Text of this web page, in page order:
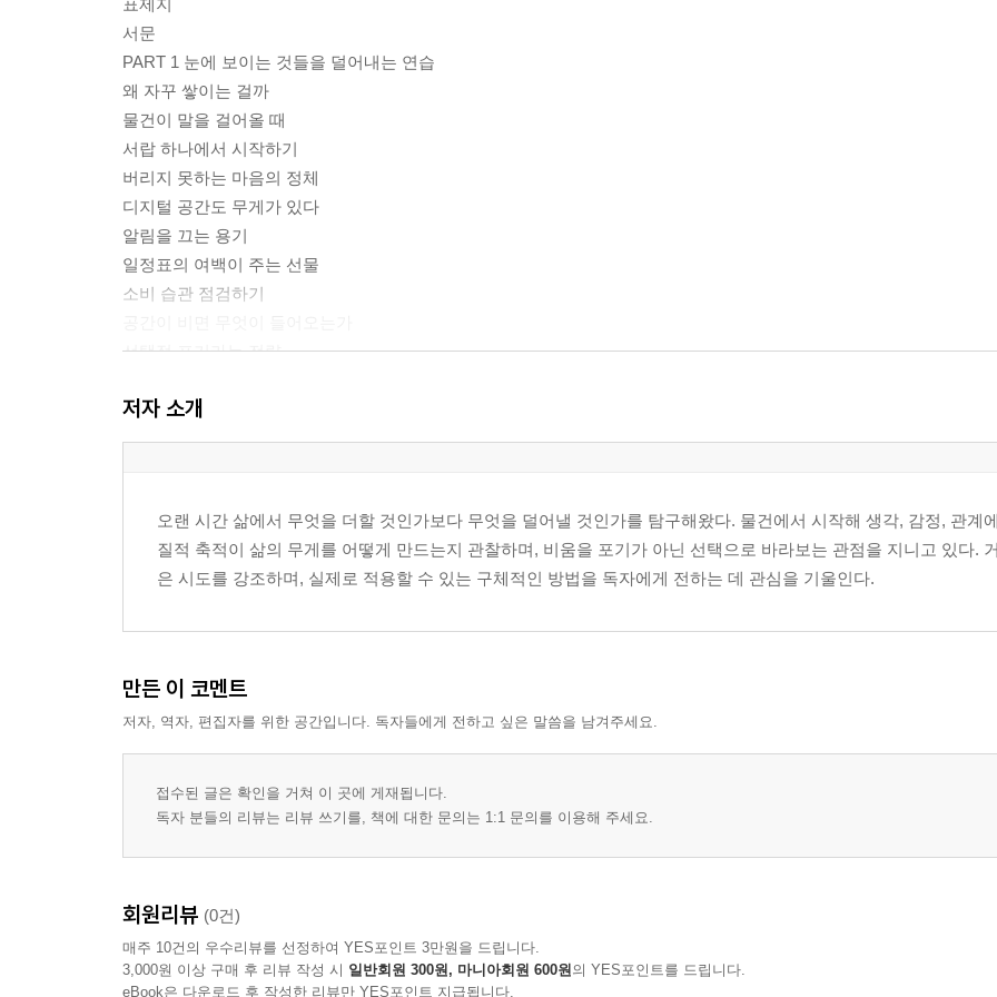
표제지
서문
PART 1 눈에 보이는 것들을 덜어내는 연습
왜 자꾸 쌓이는 걸까
물건이 말을 걸어올 때
서랍 하나에서 시작하기
버리지 못하는 마음의 정체
디지털 공간도 무게가 있다
알림을 끄는 용기
일정표의 여백이 주는 선물
소비 습관 점검하기
선택적 포기라는 전략
적게 가진 사람들의 비밀
가벼워진 일상의 풍경
끝나지 않는 생각의 꼬리 자르기
감정도 쌓인다는 사실
과거에서 손을 떼는 법
연락처를 정리하는 마음
죄책감 없이 거절하는 기술
완벽주의를 내려놓으면
비교의 함정에서 빠져나오기
비움을 방해하는 내면의 목소리
판권 페이지
저자 소개
오랜 시간 삶에서 무엇을 더할 것인가보다 무엇을 덜어낼 것인가를 탐구해왔다. 물건에서 시작해 생각, 감정, 관계
질적 축적이 삶의 무게를 어떻게 만드는지 관찰하며, 비움을 포기가 아닌 선택으로 바라보는 관점을 지니고 있다.
은 시도를 강조하며, 실제로 적용할 수 있는 구체적인 방법을 독자에게 전하는 데 관심을 기울인다.
만든 이 코멘트
저자, 역자, 편집자를 위한 공간입니다. 독자들에게 전하고 싶은 말씀을 남겨주세요.
접수된 글은 확인을 거쳐 이 곳에 게재됩니다.
독자 분들의 리뷰는 리뷰 쓰기를, 책에 대한 문의는 1:1 문의를 이용해 주세요.
회원리뷰 (0건)
매주 10건의 우수리뷰를 선정하여 YES포인트 3만원을 드립니다.
3,000원 이상 구매 후 리뷰 작성 시 일반회원 300원, 마니아회원 600원의 YES포인트를 드립니다.
eBook은 다운로드 후 작성한 리뷰만 YES포인트 지급됩니다.